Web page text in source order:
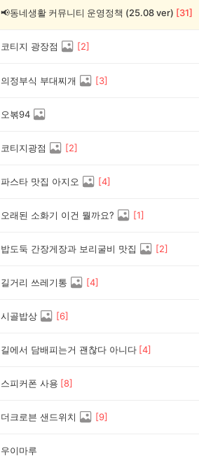
📢동네생활 커뮤니티 운영정책 (25.08 ver) [31]
코티지 광장점 [2]
의정부식 부대찌개 [3]
오볶94
코티지광점 [2]
파스타 맛집 아지오 [4]
오래된 소화기 이건 뭘까요? [1]
밥도둑 간장게장과 보리굴비 맛집 [2]
길거리 쓰레기통 [4]
시골밥상 [6]
길에서 담배피는거 괜찮다 아니다 [4]
스피커폰 사용 [8]
더크로븐 샌드위치 [9]
우이마루